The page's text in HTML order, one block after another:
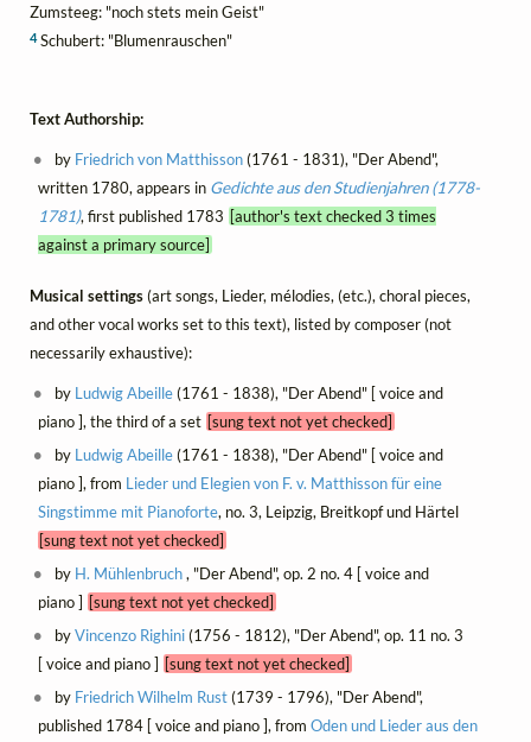
Zumsteeg: "noch stets mein Geist"
4Schubert: "Blumenrauschen"
Text Authorship:
by Friedrich von Matthisson(1761 - 1831), "Der Abend",
written 1780, appears in Gedichte aus den Studienjahren (1778-
1781), first published 1783 [author's text checked 3 times
against a primary source]
Musical settings(art songs, Lieder, mélodies, (etc.), choral pieces,
and other vocal works set to this text), listed by composer (not
necessarily exhaustive):
by Ludwig Abeille(1761 - 1838), "Der Abend" [ voice and
piano ], the third of a set [sung text not yet checked]
by Ludwig Abeille(1761 - 1838), "Der Abend" [ voice and
piano ], from Lieder und Elegien von F. v. Matthisson für eine
Singstimme mit Pianoforte, no. 3, Leipzig, Breitkopf und Härtel
[sung text not yet checked]
by H. Mühlenbruch, "Der Abend", op. 2 no. 4 [ voice and
piano ] [sung text not yet checked]
byVincenzo Righini(1756 - 1812), "Der Abend", op. 11 no. 3
[ voice and piano ] [sung text not yet checked]
by Friedrich Wilhelm Rust(1739 - 1796), "Der Abend",
published 1784 [ voice and piano ], from Oden und Lieder aus den